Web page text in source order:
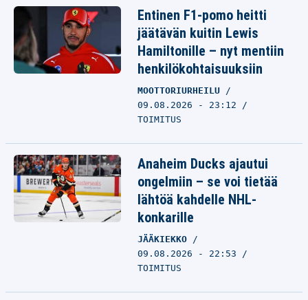
Entinen F1-pomo heitti
jäätävän kuitin Lewis
Hamiltonille – nyt mentiin
henkilökohtaisuuksiin
MOOTTORIURHEILU
09.08.2026 - 23:12
TOIMITUS
Anaheim Ducks ajautui
ongelmiin – se voi tietää
lähtöä kahdelle NHL-
konkarille
JÄÄKIEKKO
09.08.2026 - 22:53
TOIMITUS